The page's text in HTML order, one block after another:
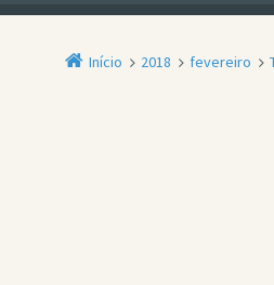
Início 2018 fevereiro